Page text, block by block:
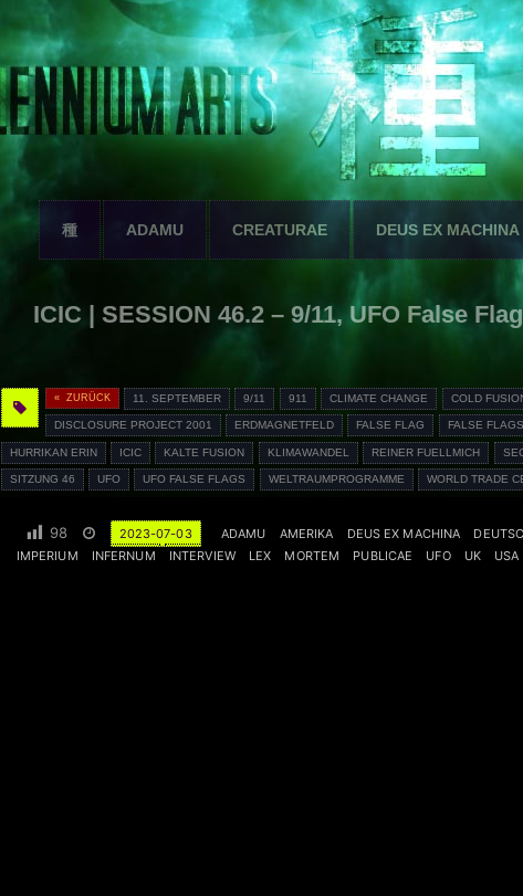
種 ADAMU CREATURAE DEUS EX MACHINA
ICIC | SESSION 46.2 – 9/11, UFO False
« ZURÜCK 11. SEPTEMBER 9/11 911 CLIMATE CHANGE COLD
DISCLOSURE PROJECT 2001 ERDMAGNETFELD FALSE FLAG FALSE FLAGS
HURRIKAN ERIN ICIC KALTE FUSION KLIMAWANDEL REINER FUELLMICH
SITZUNG 46 UFO UFO FALSE FLAGS WELTRAUMPROGRAMME WORLD TRADE
98 2023-07-03 ADAMU AMERIKA DEUS EX MACHINA
IMPERIUM
INFERNUM INTERVIEW LEX MORTEM PUBLICAE UFO UK USA